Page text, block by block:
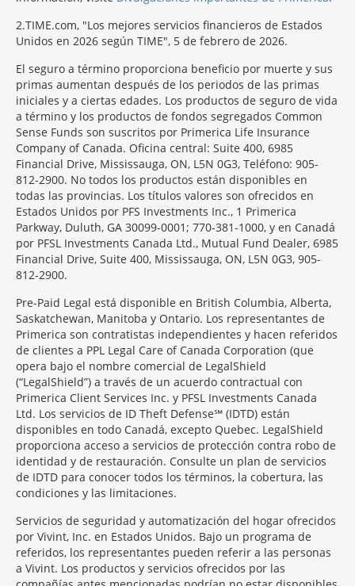
2 TIME.com, "Los mejores servicios financieros de Estados
Unidos en 2026 según TIME", 5 de febrero de 2026.
El seguro a término proporciona beneficio por muerte y sus
primas aumentan después de los periodos de las primas
iniciales y a ciertas edades. Los productos de seguro de vida
a término y los productos de fondos segregados Common
Sense Funds son suscritos por Primerica Life Insurance
Company of Canada. Oficina central: Suite 400, 6985
Financial Drive, Mississauga, ON, L5N 0G3, Teléfono: 905-
812-2900. No todos los productos están disponibles en
todas las provincias. Los títulos valores son ofrecidos en
Estados Unidos por PFS Investments Inc., 1 Primerica
Parkway, Duluth, GA 30099-0001; 770-381-1000, y en Canadá
por PFSL Investments Canada Ltd., Mutual Fund Dealer, 6985
Financial Drive, Suite 400, Mississauga, ON, L5N 0G3, 905-
812-2900.
Pre-Paid Legal está disponible en British Columbia, Alberta,
Saskatchewan, Manitoba y Ontario. Los representantes de
Primerica son contratistas independientes y hacen referidos
de clientes a PPL Legal Care of Canada Corporation (que
opera bajo el nombre comercial de LegalShield
(“LegalShield”) a través de un acuerdo contractual con
Primerica Client Services Inc. y PFSL Investments Canada
Ltd. Los servicios de ID Theft Defense℠ (IDTD) están
disponibles en todo Canadá, excepto Quebec. LegalShield
proporciona acceso a servicios de protección contra robo de
identidad y de restauración. Consulte un plan de servicios
de IDTD para conocer todos los términos, la cobertura, las
condiciones y las limitaciones.
Servicios de seguridad y automatización del hogar ofrecidos
por Vivint, Inc. en Estados Unidos. Bajo un programa de
referidos, los representantes pueden referir a las personas
a Vivint. Los productos y servicios ofrecidos por las